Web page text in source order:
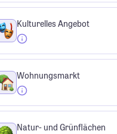
Kulturelles Angebot
Wohnungsmarkt
Natur- und Grünflächen